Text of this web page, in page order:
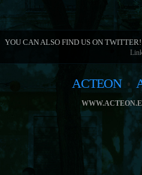
YOU CAN ALSO FIND US ON TWITTER!
ACTEON